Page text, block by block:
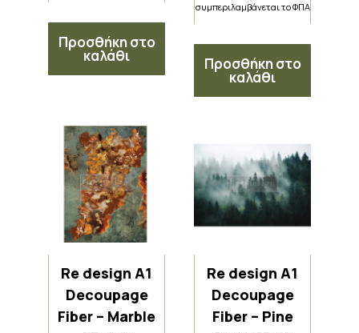
Προσθήκη στο
καλάθι
συμπεριλαμβάνεται το ΦΠΑ
Προσθήκη στο
καλάθι
Re design A1
Decoupage
Fiber – Marble
Re design A1
Decoupage
Fiber – Pine